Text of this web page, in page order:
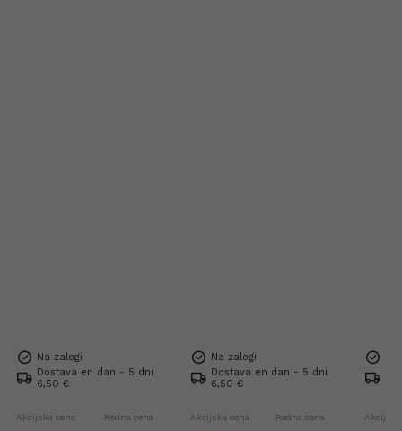
Na zalogi
Dostava en dan - 5 dni
6,50 €
Akcijska cena Redna cena
Na zalogi
Dostava en dan - 5 dni
6,50 €
Akcijska cena Redna cena Akcijska